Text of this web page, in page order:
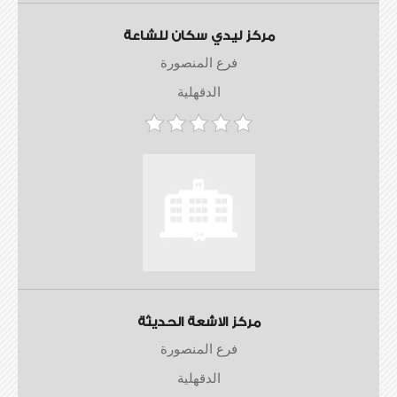
مركز ليدي سكان للشاعة
فرع المنصورة
الدقهلية
مركز الاشعة الحديثة
فرع المنصورة
الدقهلية